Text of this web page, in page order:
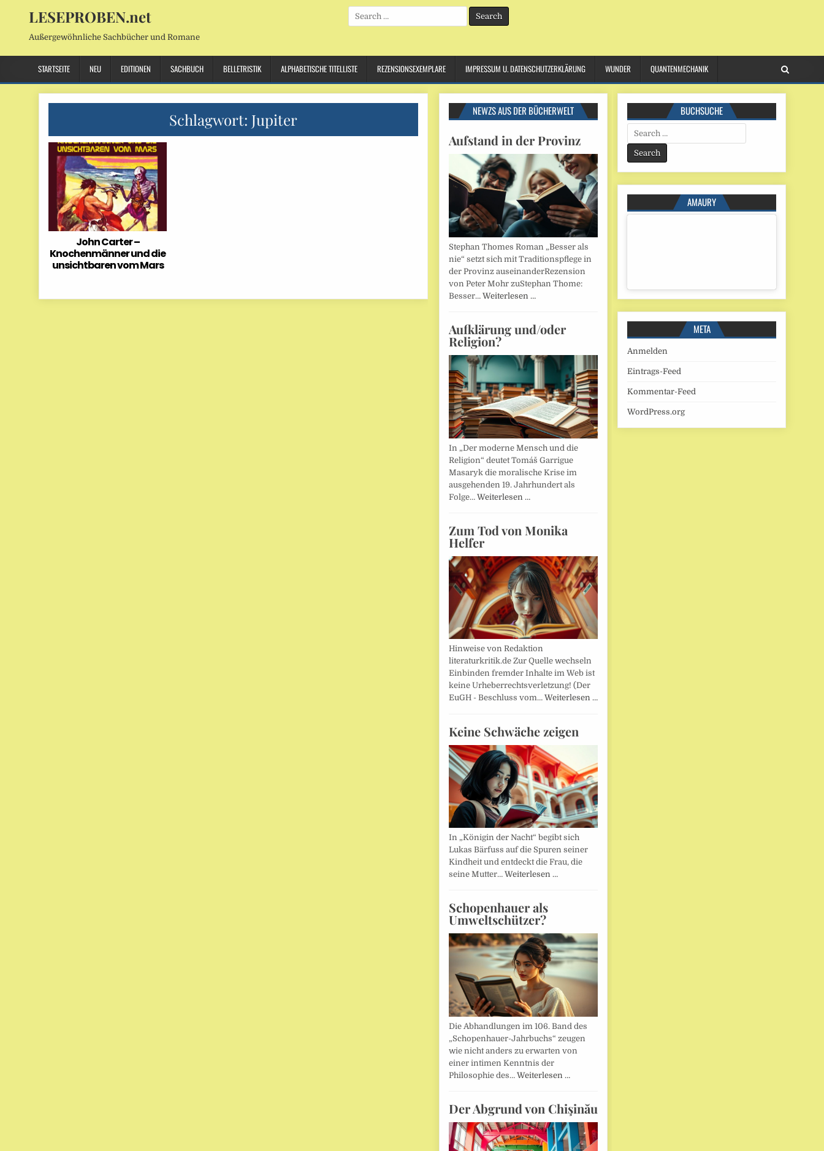
LESEPROBEN.net
Außergewöhnliche Sachbücher und Romane
Search
for:
STARTSEITE NEU EDITIONEN SACHBUCH BELLETRISTIK ALPHABETISCHE TITELLISTE REZENSIONSEXEMPLARE IMPRESSUM U. DATENSCHUTZERKLÄRUNG WUNDER QUANTENMECHANIK
Schlagwort: Jupiter
John Carter –
Knochenmänner und die
unsichtbaren vom Mars
NEWZS AUS DER BÜCHERWELT
Aufstand in der Provinz
Stephan Thomes Roman „Besser als
nie“ setzt sich mit Traditionspflege in
der Provinz auseinanderRezension
von Peter Mohr zuStephan Thome:
Besser… Weiterlesen …
Aufklärung und/oder
Religion?
In „Der moderne Mensch und die
Religion“ deutet Tomáš Garrigue
Masaryk die moralische Krise im
ausgehenden 19. Jahrhundert als
Folge… Weiterlesen …
Zum Tod von Monika
Helfer
Hinweise von Redaktion
literaturkritik.de Zur Quelle wechseln
Einbinden fremder Inhalte im Web ist
keine Urheberrechtsverletzung! (Der
EuGH - Beschluss vom… Weiterlesen …
Keine Schwäche zeigen
In „Königin der Nacht“ begibt sich
Lukas Bärfuss auf die Spuren seiner
Kindheit und entdeckt die Frau, die
seine Mutter… Weiterlesen …
Schopenhauer als
Umweltschützer?
Die Abhandlungen im 106. Band des
„Schopenhauer-Jahrbuchs“ zeugen
wie nicht anders zu erwarten von
einer intimen Kenntnis der
Philosophie des… Weiterlesen …
Der Abgrund von Chişinău
BUCHSUCHE
Search
for:
AMAURY
META
Anmelden
Eintrags-Feed
Kommentar-Feed
WordPress.org